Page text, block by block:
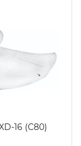
16 (C80)